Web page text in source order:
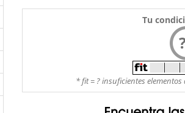
Tu
* fit = ? insuficientes